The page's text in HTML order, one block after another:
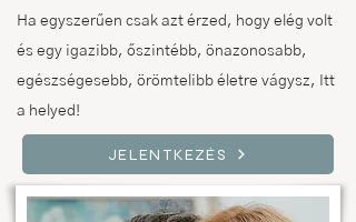
Ha egyszerűen csak azt érzed, hogy elég volt
és egy igazibb, őszintébb, önazonosabb,
egészségesebb, örömtelibb életre vágysz, Itt
a helyed!
JELENTKEZÉS